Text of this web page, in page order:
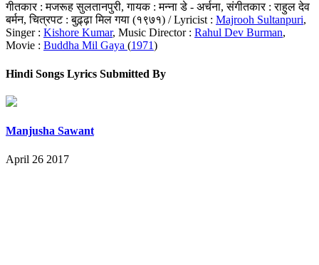
गीतकार : मजरूह सुलतानपुरी, गायक : मन्ना डे - अर्चना, संगीतकार : राहुल देव
बर्मन, चित्रपट : बुढ़्ढ़ा मिल गया (१९७१) / Lyricist : Majrooh Sultanpuri,
Singer : Kishore Kumar, Music Director : Rahul Dev Burman,
Movie : Buddha Mil Gaya (1971)
Hindi Songs Lyrics Submitted By
Manjusha Sawant
April 26 2017